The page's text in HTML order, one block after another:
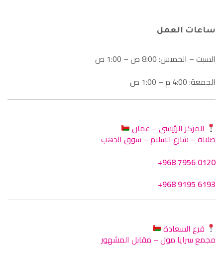
ساعات العمل
السبت – الخميس: 8:00 ص – 1:00 ص
الجمعة: 4:00 م – 1:00 ص
المركز الرئيسي – عمان
صلالة – شارع السلام – سوق الذهب
+968 7956 0120
+968 9195 6193
فرع السعادة
مجمع سرايا مول – مقابل المشهور